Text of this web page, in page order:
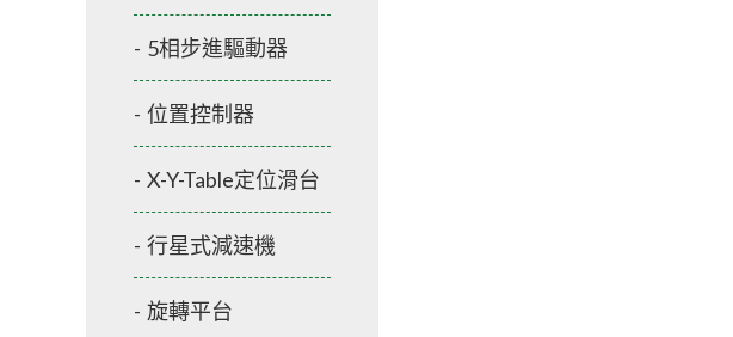
5相步進驅動器
位置控制器
X-Y-Table定位滑台
行星式減速機
旋轉平台